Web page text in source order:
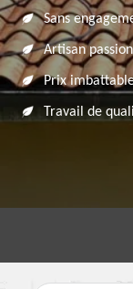
Sans
Artisan
Prix
Travail de